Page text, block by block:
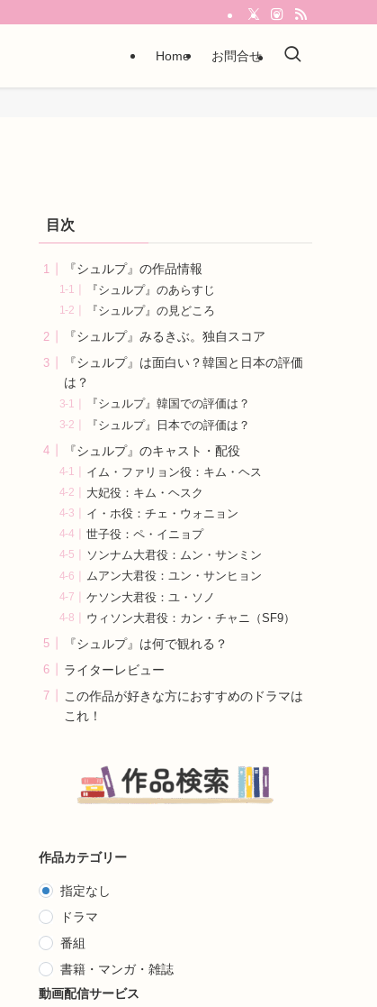
Home お問合せ
目次
『シュルプ』の作品情報
『シュルプ』のあらすじ
『シュルプ』の見どころ
『シュルプ』みるきぶ。独自スコア
『シュルプ』は面白い？韓国と日本の評価
は？
『シュルプ』韓国での評価は？
『シュルプ』日本での評価は？
『シュルプ』のキャスト・配役
イム・ファリョン役：キム・ヘス
大妃役：キム・ヘスク
イ・ホ役：チェ・ウォニョン
世子役：ペ・イニョプ
ソンナム大君役：ムン・サンミン
ムアン大君役：ユン・サンヒョン
ケソン大君役：ユ・ソノ
ウィソン大君役：カン・チャニ（SF9）
『シュルプ』は何で観れる？
ライターレビュー
この作品が好きな方におすすめのドラマは
これ！
作品カテゴリー
指定なし
ドラマ
番組
書籍・マンガ・雑誌
動画配信サービス